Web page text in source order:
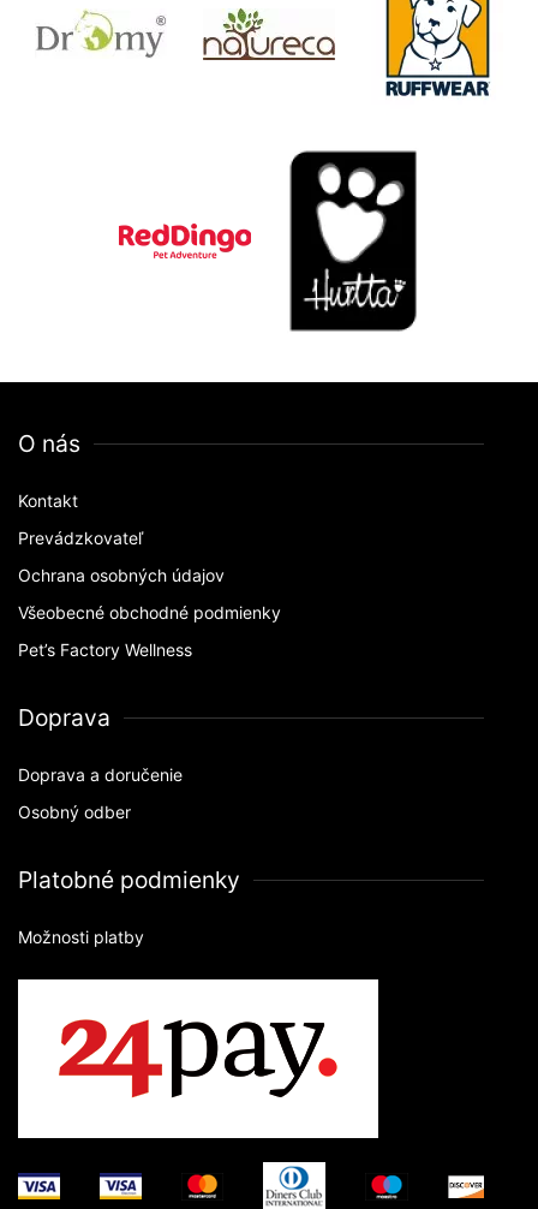
O nás
Kontakt
Prevádzkovateľ
Ochrana osobných údajov
Všeobecné obchodné podmienky
Pet’s Factory Wellness
Doprava
Doprava a doručenie
Osobný odber
Platobné podmienky
Možnosti platby